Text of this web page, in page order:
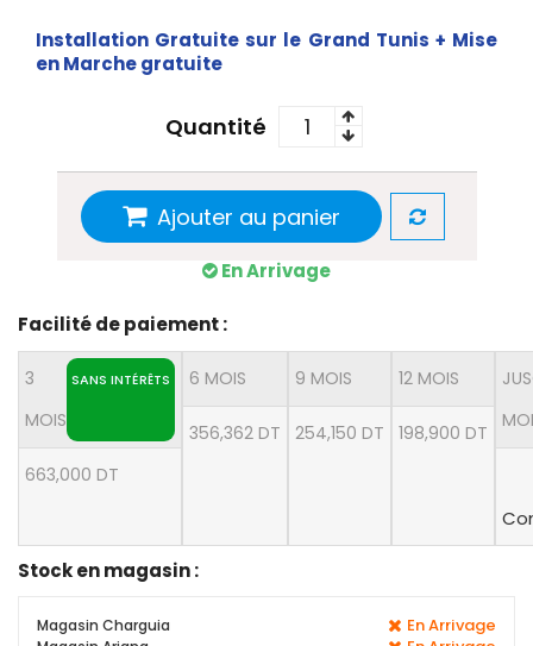
Installation Gratuite sur le Grand Tunis + Mise
en Marche gratuite
Quantité
Ajouter au panier
En Arrivage
Facilité de paiement :
3
MOIS
SANS INTÉRÊTS
663,000 DT
6 MOIS
356,362 DT
9 MOIS
254,150 DT
12 MOIS
198,900 DT
Stock en magasin :
Magasin Charguia En Arrivage